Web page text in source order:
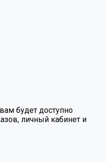
будет доступно
личный кабинет и